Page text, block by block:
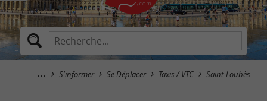
S'informer Se Déplacer Taxis / VTC Saint-Loubès